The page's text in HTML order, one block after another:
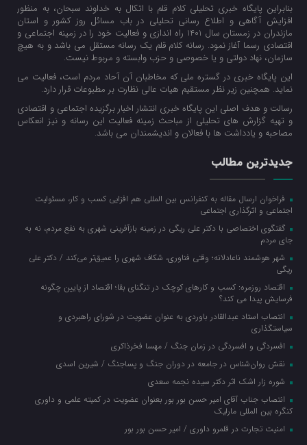
بنابراین پایگاه خبری تحلیلی کلام قلم با اتکال به خداوند سبحان، به منظور
افزایش آگاهی و اطلاع رسانی تحلیلی در باب مسائل روز کشور و استان
مازندران در زمستان سال 1401 راه اندازی و فعالیت خود را در زمینه اجتماعی و
اقتصادی رسما آغاز نمود. رسانه کلام قلم یک رسانه مستقل می باشد و به هیچ
سازمان، نهاد دولتی و یا خصوصی و حزب وابسته و مربوط نیست.
این پایگاه خبری در گستره ملی که مخاطبان آن آحاد مردم است، فعالیت می
نماید. همچنین زیر نظر مستقیم هیات عالی نظارت بر مطبوعات قرار دارد.
رسالت و هدف اصلی این پایگاه خبری انتشار اخبار برگزیده اجتماعی و اقتصادی
و تهیه گزارش های تحلیلی از مباحث زمینه فعالیت این رسانه و نیز انعکاس
مصاحبه و یادداشت ها با فعالان و اندیشمندان می باشد.
جدیدترین مطالب
فراخوان ارسال مقاله به کنفرانس بین المللی هم افزایی کسب و کار، مسئولیت
اجتماعی و اثرگذاری اجتماعی
گفتگوی اختصاصی با دکتر علی ریگی در زمینه بازآفرینی شهری به نفع مردم، نه به
جای مردم
شهر هوشمند ناعادلانه؛ وقتی فناوری، شکاف شهری را عمیق‌تر می‌کند / دکتر علی
ریگی
اقتصاد روزمره: کسب‌ و کارهای کوچک در تنگنای بقا؛ اقتصاد از پایین چگونه
فرسایش پیدا می کند؟
انتصاب استاد عبدالقادر باوردی به عنوان عضویت در شورای راهبردی و
سیاستگذاری
افسردگی و افسردگی در زمان جنگ / مهسا فخرذاکری
نقش روان‌شناس در جامعه در دوران جنگ و پساجنگ / شیرین اسدی
شوره زار اشک اثر دکتر سیده نجمه سعدی
انتصاب جناب آقای امیر حسن بور بور بعنوان عضویت در کمیته علمی و داوری
کنگره بین المللی مارلیک
امنیت تجارت در قلمرو داوری / امیر حسن بور بور